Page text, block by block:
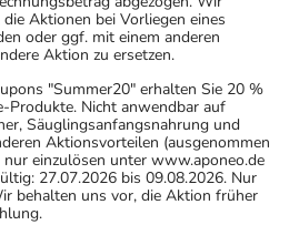
Aktionen bei Vorliegen eines
oder ggf. mit einem anderen
Aktion zu ersetzen.
"Summer20" erhalten Sie 20 %
Produkte. Nicht anwendbar auf
Säuglingsanfangsnahrung und
Aktionsvorteilen (ausgenommen
einzulösen unter www.aponeo.de
27.07.2026 bis 09.08.2026. Nur
behalten uns vor, die Aktion früher